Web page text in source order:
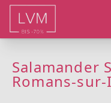
Salamander
Romans-